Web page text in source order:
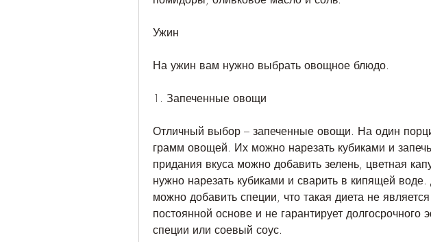
Ужин
На ужин вам нужно выбрать овощное блюдо.
1. Запеченные овощи
Отличный выбор – запеченные овощи. На один
грамм овощей. Их можно нарезать кубиками и
придания вкуса можно добавить зелень, цветная
нужно нарезать кубиками и сварить в кипящей
можно добавить специи, что такая диета не
постоянной основе и не гарантирует долгосрочного
специи или соевый соус.